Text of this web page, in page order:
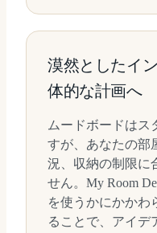
漠然としたイ
体的な計画へ
ムードボードはス
すが、あなたの部
況、収納の制限に
せん。My Room
を使うかにかかわ
ることで、アイデ